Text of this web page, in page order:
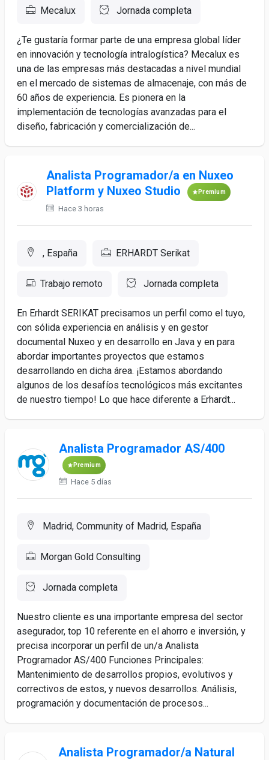
Mecalux Jornada completa
¿Te gustaría formar parte de una empresa global líder
en innovación y tecnología intralogística? Mecalux es
una de las empresas más destacadas a nivel mundial
en el mercado de sistemas de almacenaje, con más de
60 años de experiencia. Es pionera en la
implementación de tecnologías avanzadas para el
diseño, fabricación y comercialización de...
Analista Programador/a en Nuxeo
Platform y Nuxeo Studio
Premium
Hace 3 horas
, España ERHARDT Serikat
Trabajo remoto Jornada completa
En Erhardt SERIKAT precisamos un perfil como el tuyo,
con sólida experiencia en análisis y en gestor
documental Nuxeo y en desarrollo en Java y en para
abordar importantes proyectos que estamos
desarrollando en dicha área. ¡Estamos abordando
algunos de los desafíos tecnológicos más excitantes
de nuestro tiempo! Lo que hace diferente a Erhardt...
Analista Programador AS/400
Premium
Hace 5 días
Madrid, Community of Madrid, España
Morgan Gold Consulting
Jornada completa
Nuestro cliente es una importante empresa del sector
asegurador, top 10 referente en el ahorro e inversión, y
precisa incorporar un perfil de un/a Analista
Programador AS/400 Funciones Principales:
Mantenimiento de desarrollos propios, evolutivos y
correctivos de estos, y nuevos desarrollos. Análisis,
programación y documentación de procesos...
Analista Programador/a Natural